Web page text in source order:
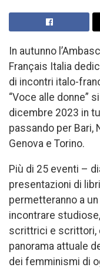
In autunno
Français Italia
di incontri italo-
“Voce alle donne”
dicembre 2023 in
passando per Bari,
Genova e Torino.
Più di 25 eventi –
presentazioni di
permetteranno a
incontrare
scrittrici e scrittori,
panorama attuale
dei femminismi di